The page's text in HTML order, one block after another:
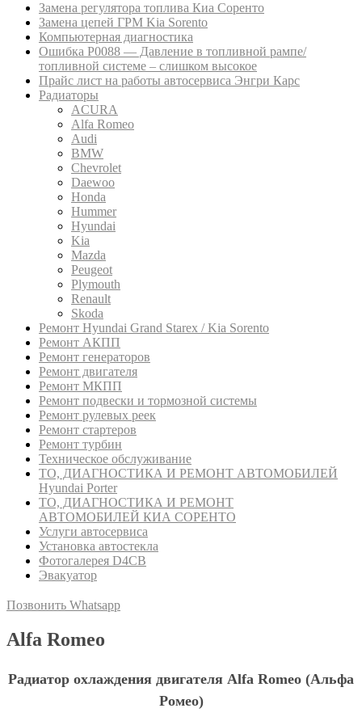
Замена регулятора топлива Киа Соренто
Замена цепей ГРМ Kia Sorento
Компьютерная диагностика
Ошибка P0088 — Давление в топливной рампе/
топливной системе – слишком высокое
Прайс лист на работы автосервиса Энгри Карс
Радиаторы
ACURA
Alfa Romeo
Audi
BMW
Chevrolet
Daewoo
Honda
Hummer
Hyundai
Kia
Mazda
Peugeot
Plymouth
Renault
Skoda
Ремонт Hyundai Grand Starex / Kia Sorento
Ремонт АКПП
Ремонт генераторов
Ремонт двигателя
Ремонт МКПП
Ремонт подвески и тормозной системы
Ремонт рулевых реек
Ремонт стартеров
Ремонт турбин
Техническое обслуживание
ТО, ДИАГНОСТИКА И РЕМОНТ АВТОМОБИЛЕЙ
Hyundai Porter
ТО, ДИАГНОСТИКА И РЕМОНТ
АВТОМОБИЛЕЙ КИА СОРЕНТО
Услуги автосервиса
Установка автостекла
Фотогалерея D4CB
Эвакуатор
Позвонить Whatsapp
Alfa Romeo
Радиатор охлаждения двигателя Alfa Romeo (Альфа
Ромео)